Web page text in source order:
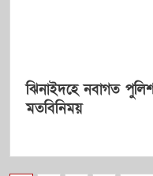
ঝিনাইদহে নবাগত
মতবিনিময়